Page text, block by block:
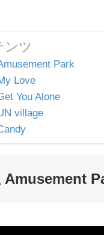
ンツ
Park
Love
You Alone
village
Amusement